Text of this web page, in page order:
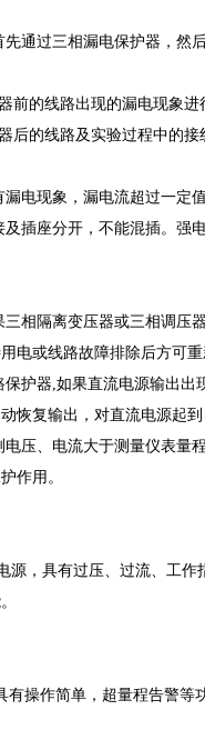
过三相漏电保护器，然
线路出现的漏电现象进
的线路及实验过程中的接
现象，漏电流超过一定值
座分开，不能混插。强电
隔离变压器或三相调压器
电或线路故障排除后方可
器,如果直流电源输出出
恢复输出，对直流电源起到
、电流大于测量仪表量
作用。
源，具有过压、过流、工
有操作简单，超量程告警